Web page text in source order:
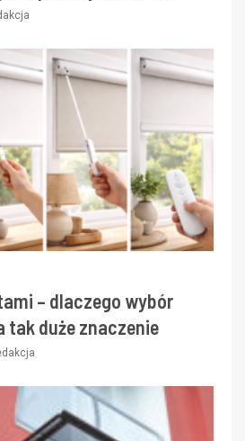
– dlaczego wybór
tak duże znaczenie